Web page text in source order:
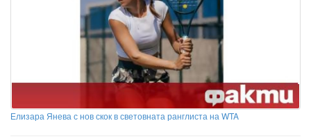
Елизара Янева с нов скок в световната ранглиста на WTA